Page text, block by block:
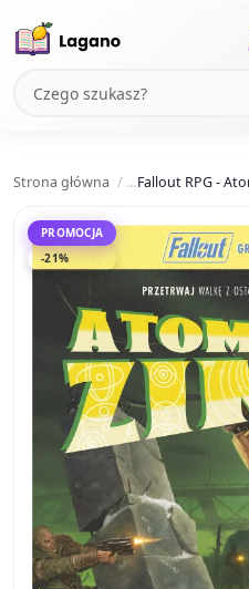
Strona główna Fallout RPG -
PROMOCJA
-21%